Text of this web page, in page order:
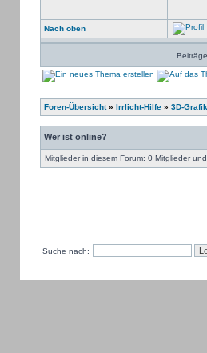
Nach oben
Foren-Übersicht» Irrlicht-Hilfe» 3D-
Wer ist online?
Mitglieder in diesem Forum: 0 Mitglieder
Suche nach: